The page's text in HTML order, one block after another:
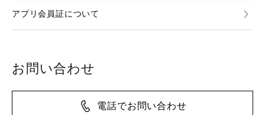
アプリ会員証について
お問い合わせ
電話でお問い合わせ